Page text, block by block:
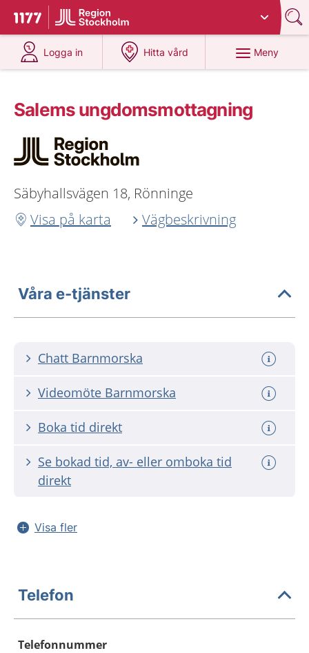
Till startsidan för 1177
Du har valt region
Logga in
på 1177.se
Hitta vård
på 1177.se
Meny
Salems ungdoms­mottagning
Säbyhallsvägen 18, Rönninge
Visa på karta
Vägbeskrivning
Våra e-tjänster
Chatt Barnmorska
Videomöte Barnmorska
Boka tid direkt
Se bokad tid, av- eller omboka tid
direkt
Visa fler
Telefon
Telefonnummer